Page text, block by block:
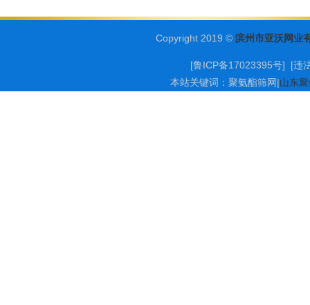
Copyright 2019 © 滨州市亚沃网业
[鲁ICP备17023395号] [违
本站关键词： 聚氨酯筛网|山东